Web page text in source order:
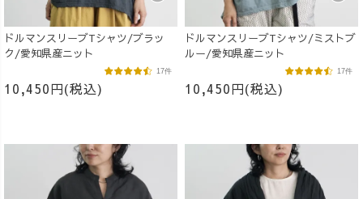
ドルマンスリーブTシャツ/ブラッ
ク/愛知県産ニット
10,450円(税込)
17件
ドルマンスリーブTシャツ/ミストブ
ルー/愛知県産ニット
10,450円(税込)
17件